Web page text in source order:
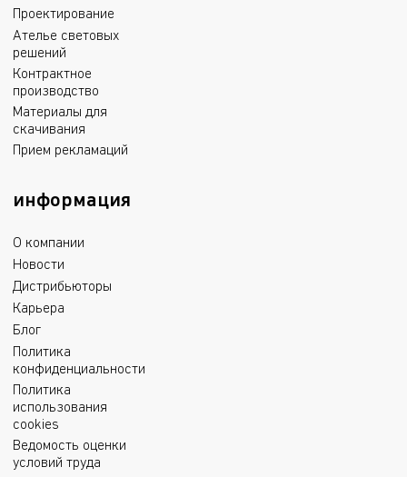
Проектирование
Ателье световых
решений
Контрактное
производство
Материалы для
скачивания
Прием рекламаций
информация
О компании
Новости
Дистрибьюторы
Карьера
Блог
Политика
конфиденциальности
Политика
использования
cookies
Ведомость оценки
условий труда